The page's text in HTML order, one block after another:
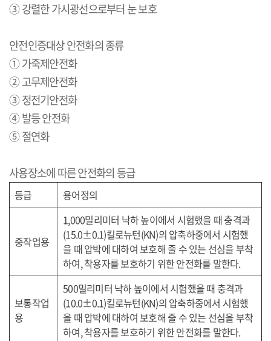
③ 강렬한 가시광선으로부터 눈 보호
안전인증대상 안전화의 종류
① 가죽제안전화
② 고무제안전화
③ 정전기안전화
④ 발등 안전화
⑤ 절연화
사용장소에 따른 안전화의 등급
등급 용어정의
중작업용
1,000밀리미터 낙하 높이에서 시험했을 때 충격과
(15.0±0.1)킬로뉴턴(KN)의 압축하중에서 시험했
을 때 압박에 대하여 보호해 줄 수 있는 선심을 부착
하여,착용자를 보호하기 위한 안전화를 말한다.
보통작업
용
500밀리미터 낙하 높이에서 시험했을 때 충격과
(10.0±0.1)킬로뉴턴(KN)의 압축하중에서 시험했
을 때 압박에 대하여 보호해 줄 수 있는 선심을 부착
하여,착용자를 보호하기 위한 안전화를 말한다.